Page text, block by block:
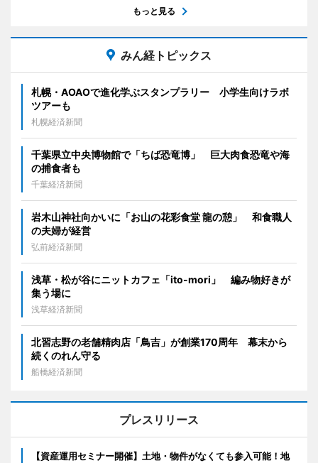
もっと見る
みん経トピックス
札幌・AOAOで進化学ぶスタンプラリー 小学生向けラボ
ツアーも
札幌経済新聞
千葉県立中央博物館で「ちば恐竜博」 巨大肉食恐竜や海
の捕食者も
千葉経済新聞
岩木山神社向かいに「お山の花彩食堂 龍の憩」 和食職人
の夫婦が経営
弘前経済新聞
浅草・松が谷にニットカフェ「ito-mori」 編み物好きが
集う場に
浅草経済新聞
北習志野の老舗精肉店「鳥吉」が創業170周年 幕末から
続くのれん守る
船橋経済新聞
プレスリリース
【資産運用セミナー開催】土地・物件がなくても参入可能！地